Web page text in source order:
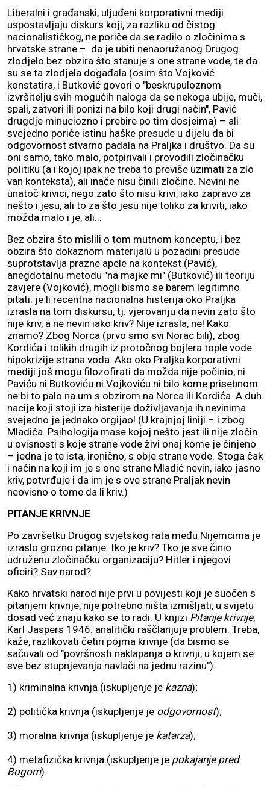
Liberalni i građanski, uljuđeni korporativni mediji
uspostavljaju diskurs koji, za razliku od čistog
nacionalističkog, ne poriče da se radilo o zločinima s
hrvatske strane – da je ubiti nenaoružanog Drugog
zlodjelo bez obzira što stanuje s one strane vode, te da
su se ta zlodjela događala (osim što Vojković
konstatira, i Butković govori o "beskrupuloznom
izvršitelju svih mogućih naloga da se nekoga ubije, muči,
spali, zatvori ili ponizi na bilo koji drugi način", Pavić
drugdje minuciozno i prebire po tim dosjeima) – ali
svejedno poriče istinu haške presude u dijelu da bi
odgovornost stvarno padala na Praljka i društvo. Da su
oni samo, tako malo, potpirivali i provodili zločinačku
politiku (a i kojoj ipak ne treba to previše uzimati za zlo
van konteksta), ali inače nisu činili zločine. Nevini ne
unatoč krivici, nego zato što nisu krivi, iako zapravo za
nešto i jesu, ali to za što jesu nije toliko za kriviti, iako
možda malo i je, ali...
Bez obzira što mislili o tom mutnom konceptu, i bez
obzira što dokaznom materijalu u pozadini presude
suprotstavlja prazne apele na kontekst (Pavić),
anegdotalnu metodu "na majke mi" (Butković) ili teoriju
zavjere (Vojković), mogli bismo se barem legitimno
pitati: je li recentna nacionalna histerija oko Praljka
izrasla na tom diskursu, tj. vjerovanju da nevin zato što
nije kriv, a ne nevin iako kriv? Nije izrasla, ne! Kako
znamo? Zbog Norca (prvo smo svi Norac bili), zbog
Kordića i tolikih drugih iz protočnog bojlera tople vode
hipokrizije strana voda. Ako oko Praljka korporativni
mediji još mogu filozofirati da možda nije počinio, ni
Paviću ni Butkoviću ni Vojkoviću ni bilo kome prisebnom
ne bi to palo na um s obzirom na Norca ili Kordića. A duh
nacije koji stoji iza histerije doživljavanja ih nevinima
svejedno je jednako orgijao! (U krajnjoj liniji – i zbog
Mladića. Psihologija mase kojoj nešto jest ili nije zločin
u ovisnosti s koje strane vode živi onaj kome je činjeno
– jedna je te ista, ironično, s obje strane vode. Stoga čak
i način na koji im je s one strane Mladić nevin, iako jasno
kriv, potvrđuje i da im je s ove strane Praljak nevin
neovisno o tome da li kriv.)
PITANJE KRIVNJE
Po završetku Drugog svjetskog rata među Nijemcima je
izraslo grozno pitanje: tko je kriv? Tko je sve činio
udruženu zločinačku organizaciju? Hitler i njegovi
oficiri? Sav narod?
Kako hrvatski narod nije prvi u povijesti koji je suočen s
pitanjem krivnje, nije potrebno ništa izmišljati, u svijetu
dosad već znaju kako se to radi. U knjizi Pitanje krivnje,
Karl Jaspers 1946. analitički raščlanjuje problem. Treba,
kaže, razlikovati četiri pojma krivnje (da bismo se
sačuvali od "površnosti naklapanja o krivnji, u kojem se
sve bez stupnjevanja navlači na jednu razinu"):
1) kriminalna krivnja (iskupljenje je kazna);
2) politička krivnja (iskupljenje je odgovornost);
3) moralna krivnja (iskupljenje je katarza);
4) metafizička krivnja (iskupljenje je pokajanje pred
Bogom).